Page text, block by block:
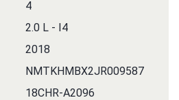
4
2.0 L - I4
2018
NMTKHMBX2JR009587
18CHR-A2096